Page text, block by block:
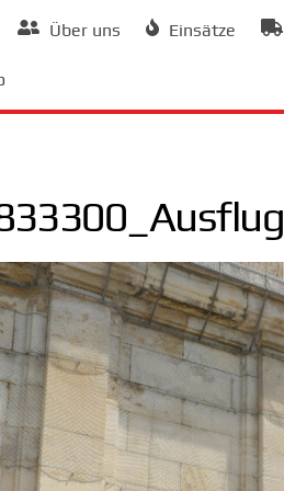
Über uns Einsätze